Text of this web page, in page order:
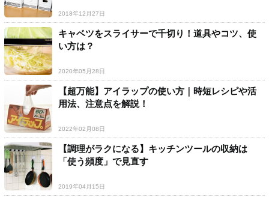
2018年12月27日
キャベツをスライサーで千切り！道具やコツ、使
い方は？
2020年05月28日
【超万能】アイラップの使い方｜時短レシピや活
用法、注意点を解説！
2022年02月08日
【調理がラクになる】キッチンツールの収納は
「使う頻度」で見直す
2019年04月15日